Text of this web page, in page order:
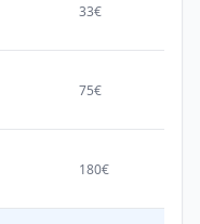
33€
75€
180€